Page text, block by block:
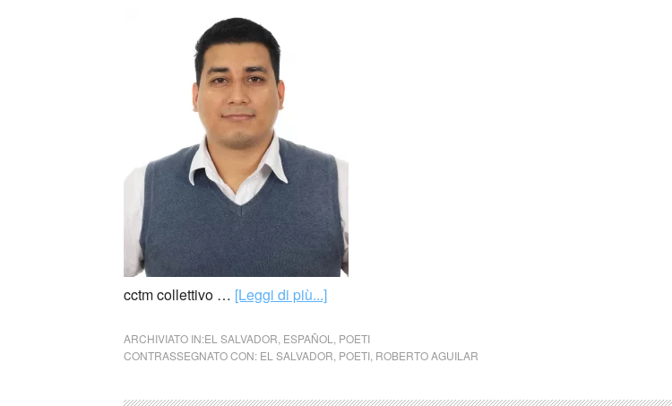
cctm collettivo … [Leggi di più...]
ARCHIVIATO IN:EL SALVADOR ESPAÑOL
POETI
CONTRASSEGNATO CON: EL SALVADOR POETI ROBERTO AGUILAR